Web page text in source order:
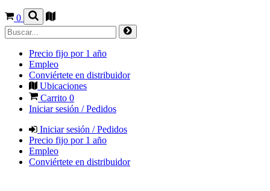
0
Precio fijo por 1 año
Empleo
Conviértete en distribuidor
Ubicaciones
Carrito 0
Iniciar sesión / Pedidos
Iniciar sesión / Pedidos
Precio fijo por 1 año
Empleo
Conviértete en distribuidor